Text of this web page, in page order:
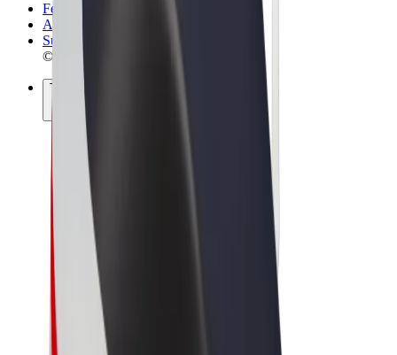
Felhasználási feltételek
Adatvédelem
Sütik
© 2026 Bolt Technology OÜ
Termékek
Utazás
Rollerek
Bolt Market
Bolt Food
Bolt Drive
Bolt cégeknek
E-kerékpárok
Bolt Plus